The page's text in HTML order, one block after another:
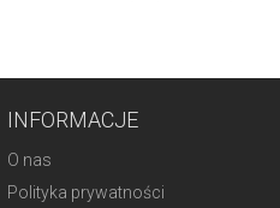
INFORMACJE
O nas
Polityka prywatności